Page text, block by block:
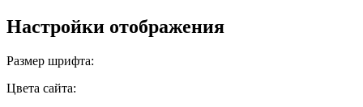
Настройки отображения
Размер шрифта:
Цвета сайта: